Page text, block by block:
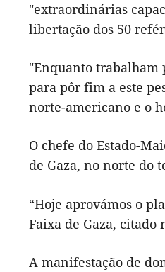
"extraordinárias
libertação dos 50
"Enquanto trabalham
para pôr fim a este
norte-americano e o
O chefe do Estado-
de Gaza, no norte do
“Hoje aprovámos o
Faixa de Gaza,
A manifestação de